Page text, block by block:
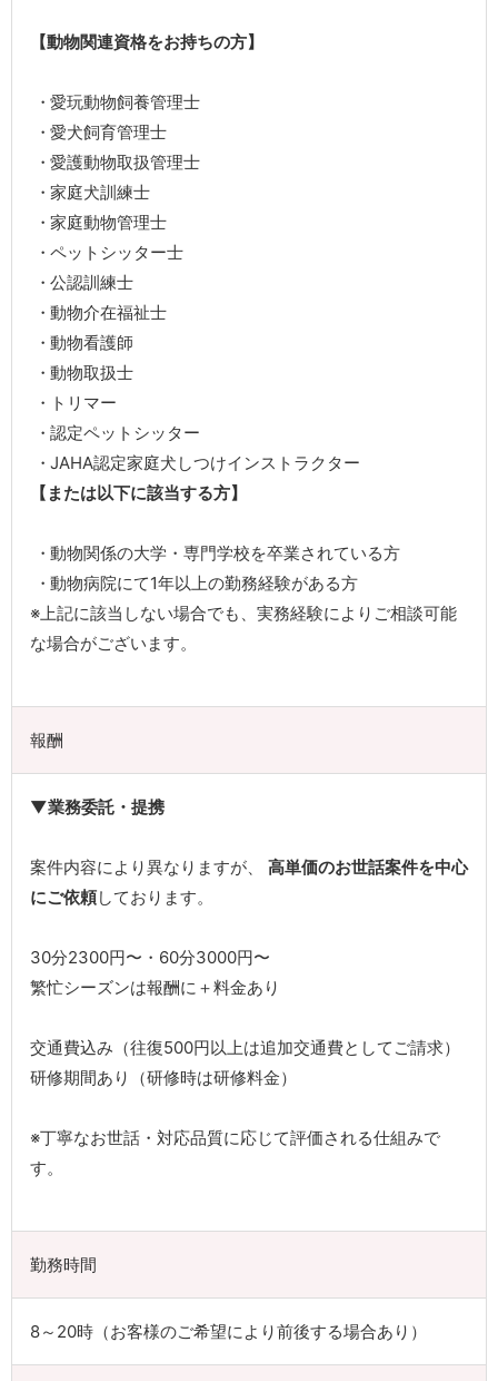
【動物関連資格をお持ちの方】
愛玩動物飼養管理士
愛犬飼育管理士
愛護動物取扱管理士
家庭犬訓練士
家庭動物管理士
ペットシッター士
公認訓練士
動物介在福祉士
動物看護師
動物取扱士
トリマー
認定ペットシッター
JAHA認定家庭犬しつけインストラクター
【または以下に該当する方】
動物関係の大学・専門学校を卒業されている方
動物病院にて1年以上の勤務経験がある方
※上記に該当しない場合でも、実務経験によりご相談可能
な場合がございます。
報酬
▼業務委託・提携
案件内容により異なりますが、 高単価のお世話案件を中心
にご依頼しております。
30分2300円〜・60分3000円〜
繁忙シーズンは報酬に＋料金あり
交通費込み（往復500円以上は追加交通費としてご請求）
研修期間あり（研修時は研修料金）
※丁寧なお世話・対応品質に応じて評価される仕組みで
す。
勤務時間
8～20時（お客様のご希望により前後する場合あり）